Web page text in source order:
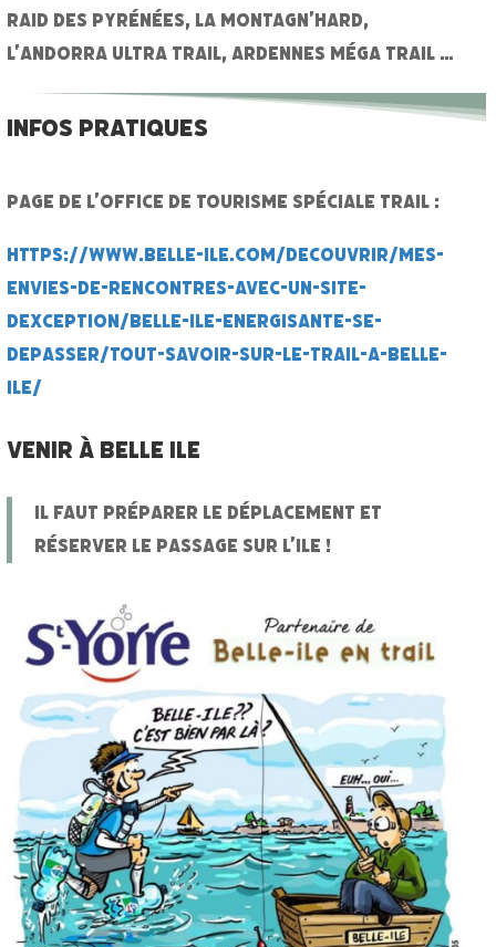
Raid des Pyrénées, la Montagn’Hard,
l’Andorra Ultra Trail, Ardennes Méga Trail …
INFOS PRATIQUES
Page de l’office de tourisme spéciale Trail :
https://www.belle-ile.com/decouvrir/mes-
envies-de-rencontres-avec-un-site-
dexception/belle-ile-energisante-se-
depasser/tout-savoir-sur-le-trail-a-belle-
ile/
Venir à Belle Ile
IL FAUT PRÉPARER LE DÉPLACEMENT ET
RÉSERVER LE PASSAGE SUR L’ILE !